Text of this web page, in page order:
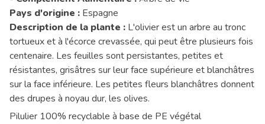
Pays d'origine : Espagne
Description de la plante : L'olivier est un arbre au tronc
tortueux et à l'écorce crevassée, qui peut être plusieurs fois
centenaire. Les feuilles sont persistantes, petites et
résistantes, grisâtres sur leur face supérieure et blanchâtres
sur la face inférieure. Les petites fleurs blanchâtres donnent
des drupes à noyau dur, les olives.
Pilulier 100% recyclable à base de PE végétal